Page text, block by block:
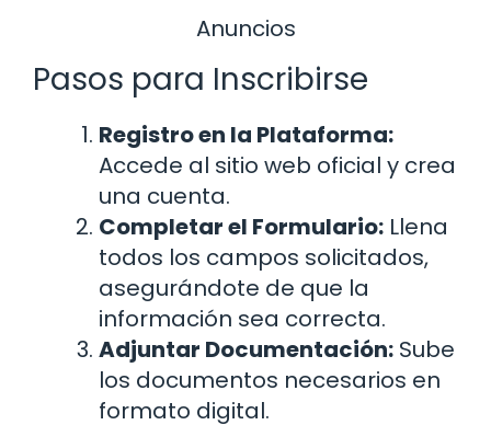
Anuncios
Pasos para Inscribirse
Registro en la Plataforma:
Accede al sitio web oficial y crea
una cuenta.
Completar el Formulario: Llena
todos los campos solicitados,
asegurándote de que la
información sea correcta.
Adjuntar Documentación: Sube
los documentos necesarios en
formato digital.